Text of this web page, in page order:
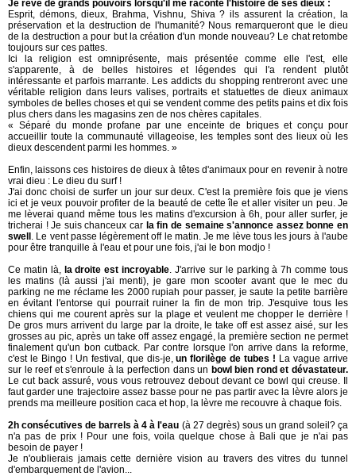
Je rêve de grands pouvoirs lorsqu'il me raconte l'histoire de ses dieux :
Esprit, démons, dieux, Brahma, Vishnu, Shiva ? ils assurent la création, la
préservation et la destruction de l'humanité? Nous remarqueront que le dieu
de la destruction a pour but la création d'un monde nouveau? Le chat retombe
toujours sur ces pattes.
Ici la religion est omniprésente, mais présentée comme elle l'est, elle
s'apparente, à de belles histoires et légendes qui l'a rendent plutôt
intéressante et parfois marrante. Les addicts du shopping rentreront avec une
véritable religion dans leurs valises, portraits et statuettes de dieux animaux
symboles de belles choses et qui se vendent comme des petits pains et dix fois
plus chers dans les magasins zen de nos chères capitales.
« Séparé du monde profane par une enceinte de briques et conçu pour
accueillir toute la communauté villageoise, les temples sont des lieux où les
dieux descendent parmi les hommes. »
Enfin, laissons ces histoires de dieux à têtes d'animaux pour en revenir à notre
vrai dieu : Le dieu du surf !
J'ai donc choisi de surfer un jour sur deux. C'est la première fois que je viens
ici et je veux pouvoir profiter de la beauté de cette île et aller visiter un peu. Je
me lèverai quand même tous les matins d'excursion à 6h, pour aller surfer, je
tricherai ! Je suis chanceux car la fin de semaine s'annonce assez bonne en
swell . Le vent passe légèrement off le matin. Je me lève tous les jours à l'aube
pour être tranquille à l'eau et pour une fois, j'ai le bon modjo !
Ce matin là, la droite est incroyable. J'arrive sur le parking à 7h comme tous
les matins (là aussi j'ai menti), je gare mon scooter avant que le mec du
parking ne me réclame les 2000 rupiah pour passer, je saute la petite barrière
en évitant l'entorse qui pourrait ruiner la fin de mon trip. J'esquive tous les
chiens qui me courent après sur la plage et veulent me chopper le derrière !
De gros murs arrivent du large par la droite, le take off est assez aisé, sur les
grosses au pic, après un take off assez engagé, la première section ne permet
finalement qu'un bon cutback. Par contre lorsque l'on arrive dans la reforme,
c'est le Bingo ! Un festival, que dis-je,un florilège de tubes ! La vague arrive
sur le reef et s'enroule à la perfection dans un bowl bien rond et dévastateur.
Le cut back assuré, vous vous retrouvez debout devant ce bowl qui creuse. Il
faut garder une trajectoire assez basse pour ne pas partir avec la lèvre alors je
prends ma meilleure position caca et hop, la lèvre me recouvre à chaque fois.
2h consécutives de barrels à 4 à l'eau (à 27 degrès) sous un grand soleil? ça
n'a pas de prix ! Pour une fois, voila quelque chose à Bali que je n'ai pas
besoin de payer !
Je n'oublierais jamais cette dernière vision au travers des vitres du tunnel
d'embarquement de l'avion...